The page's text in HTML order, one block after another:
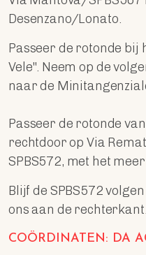
Desenzano/Lonato.
Passeer de rotonde
Vele". Neem op de
naar de
Passeer de rotonde
rechtdoor op Via
SPBS572, met het
Blijf de SPBS572
ons aan de rechterkant.
COÖRDINATEN: DA